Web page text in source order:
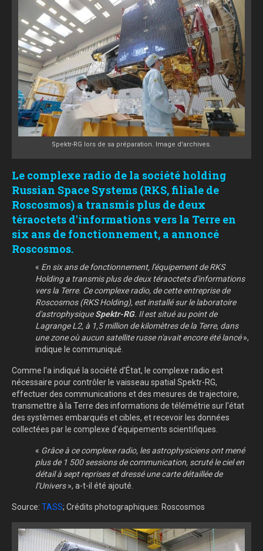
Spektr-RG lors de sa préparation. Image d'archives.
Le complexe radio de la société holding
Russian Space Systems (RKS, filiale de
Roscosmos) a transmis plus de deux
téraoctets d'informations vers la Terre en
six ans de fonctionnement, a annoncé
Roscosmos.
« En six ans de fonctionnement, l'équipement de RKS
Holding a transmis plus de deux téraoctets d'informations
vers la Terre. Ce complexe radio, de cette entreprise de
Roscosmos (RKS Holding), est installé sur le laboratoire
d'astrophysiqueSpektr-RG. Il est situé au point de
Lagrange L2, à 1,5 million de kilomètres de la Terre, dans
une zone où aucun satellite russe n'avait encore été lancé»,
indique le communiqué.
Comme l'a indiqué la société d'État, le complexe radio est
nécessaire pour contrôler le vaisseau spatial Spektr-RG,
effectuer des communications et des mesures de trajectoire,
transmettre à la Terre des informations de télémétrie sur l'état
des systèmes embarqués et cibles, et recevoir les données
collectées par le complexe d'équipements scientifiques.
« Grâce à ce complexe radio, les astrophysiciens ont mené
plus de 1 500 sessions de communication, scruté le ciel en
détail à sept reprises et dressé une carte détaillée de
l’Univers», a-t-il été ajouté.
Source: TASS; Crédits photographiques: Roscosmos